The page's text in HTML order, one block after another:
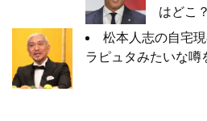
はどこ？
松本人志の自宅
ラピュタみたいな噂